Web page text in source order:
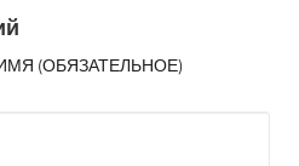
(ОБЯЗАТЕЛЬНОЕ)